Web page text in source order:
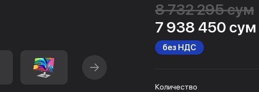
8 732 295 сум
7 938 450 сум
без НДС
Количество